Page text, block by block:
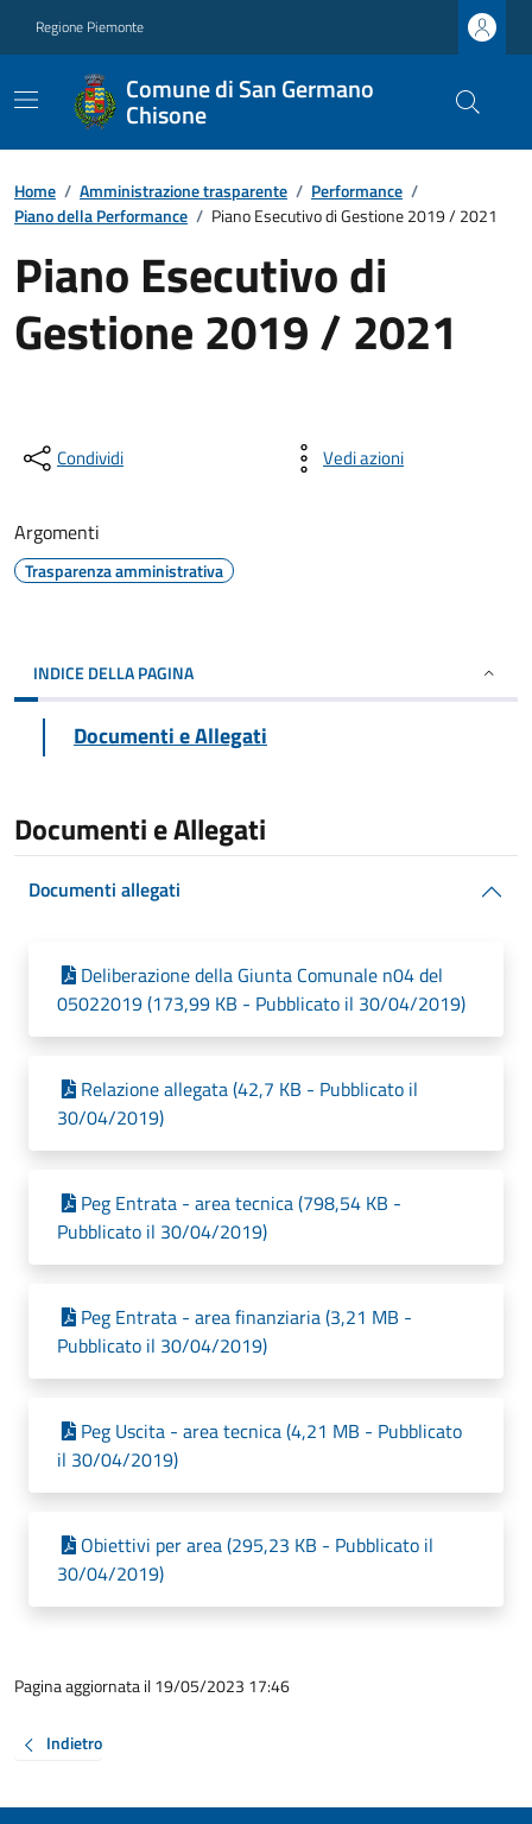
Regione Piemonte
Comune di San Germano
Chisone
Home / Amministrazione trasparente / Performance /
Piano della Performance / Piano Esecutivo di Gestione 2019 / 2021
Piano Esecutivo di
Gestione 2019 / 2021
Condividi Vedi azioni
Argomenti
Trasparenza amministrativa
INDICE DELLA PAGINA
Documenti e Allegati
Documenti e Allegati
Documenti allegati
Deliberazione della Giunta Comunale n04 del
05022019 (173,99 KB - Pubblicato il 30/04/2019)
Relazione allegata (42,7 KB - Pubblicato il
30/04/2019)
Peg Entrata - area tecnica (798,54 KB -
Pubblicato il 30/04/2019)
Peg Entrata - area finanziaria (3,21 MB -
Pubblicato il 30/04/2019)
Peg Uscita - area tecnica (4,21 MB - Pubblicato
il 30/04/2019)
Obiettivi per area (295,23 KB - Pubblicato il
30/04/2019)
Pagina aggiornata il 19/05/2023 17:46
Indietro